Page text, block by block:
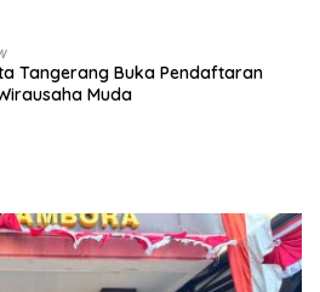
Tangerang Buka Pendaftaran
Muda